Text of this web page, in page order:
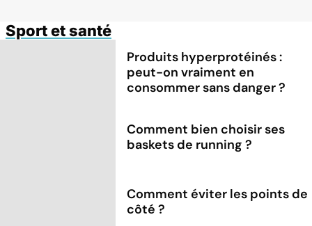
Sport et santé
Produits hyperprotéinés :
peut-on vraiment en
consommer sans danger ?
Comment bien choisir ses
baskets de running ?
Comment éviter les points de
côté ?